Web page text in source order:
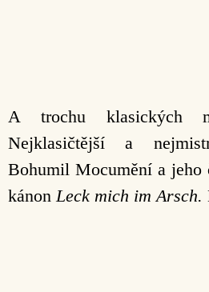
A trochu klasických
Nejklasičtější a
Bohumil Mocumění a jeho
kánon Leck mich im Arsch.